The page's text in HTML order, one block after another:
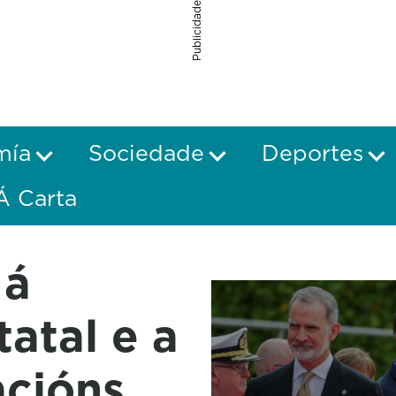
Publicidade
Sociedade
Deportes
Carta
e a